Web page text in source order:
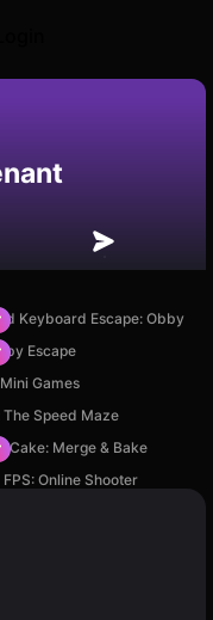
Enregistrer
Keyboard Escape: Obby
Escape
Games
The Speed Maze
Cake: Merge & Bake
FPS: Online Shooter